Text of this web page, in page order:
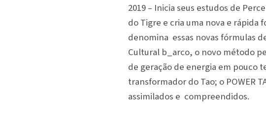
2019 – Inicia seus estudos de
do Tigre e cria uma nova e rápida
denomina essas novas fórmulas
Cultural b_arco, o novo método
de geração de energia em pouco
transformador do Tao; o POWER
assimilados e compreendidos.